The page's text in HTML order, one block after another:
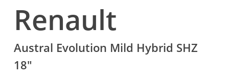
Renault
Austral Evolution Mild Hybrid SHZ
18"